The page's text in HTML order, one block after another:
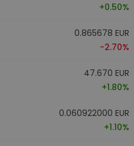
+0.50%
0.865678 EUR
-2.70%
47.670 EUR
+1.80%
0.060922000 EUR
+1.10%